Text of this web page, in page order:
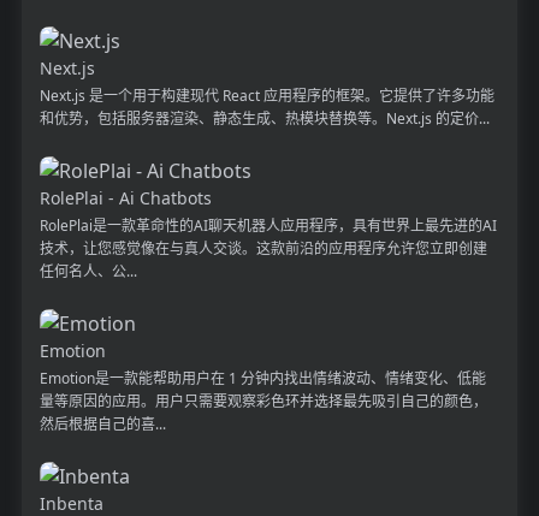
Next.js
Next.js 是一个用于构建现代 React 应用程序的框架。它提供了许多功能
和优势，包括服务器渲染、静态生成、热模块替换等。Next.js 的定价...
RolePlai - Ai Chatbots
RolePlai是一款革命性的AI聊天机器人应用程序，具有世界上最先进的AI
技术，让您感觉像在与真人交谈。这款前沿的应用程序允许您立即创建
任何名人、公...
Emotion
Emotion是一款能帮助用户在 1 分钟内找出情绪波动、情绪变化、低能
量等原因的应用。用户只需要观察彩色环并选择最先吸引自己的颜色，
然后根据自己的喜...
Inbenta